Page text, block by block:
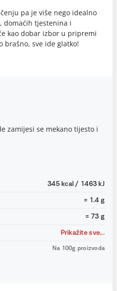
pa je više nego idealno
domaćih tjestenina i
kao dobar izbor u pripremi
brašno, sve ide glatko!
zamijesi se mekano tijesto i
345 kcal / 1463 kJ
= 1.4 g
= 73 g
Prikažite sve...
Na 100g proizvoda